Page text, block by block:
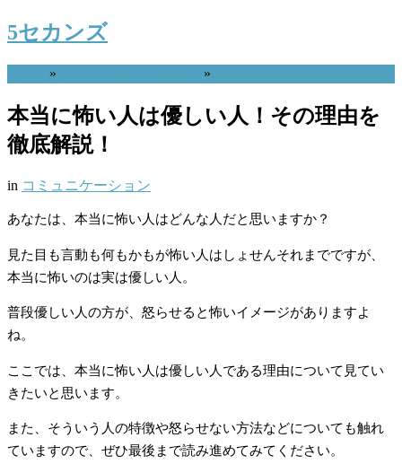
5セカンズ
» »
本当に怖い人は優しい人！その理由を
徹底解説！
in コミュニケーション
あなたは、本当に怖い人はどんな人だと思いますか？
見た目も言動も何もかもが怖い人はしょせんそれまでですが、
本当に怖いのは実は優しい人。
普段優しい人の方が、怒らせると怖いイメージがありますよ
ね。
ここでは、本当に怖い人は優しい人である理由について見てい
きたいと思います。
また、そういう人の特徴や怒らせない方法などについても触れ
ていますので、ぜひ最後まで読み進めてみてください。